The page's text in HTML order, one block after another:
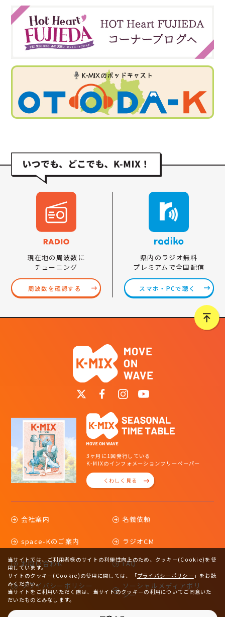
現在地の周波数に
チューニング
周波数を確認する
県内のラジオ無料
プレミアムで全国配信
スマホ・PCで聴く
3ヶ月に1回発行している
K-MIXのインフォメーションフリーペーパー
くわしく見る
会社案内 名義依頼
space-Kのご案内 ラジオCM
お問い合わせ FAQ
プライバシーポリシー
ソーシャルメディアポリ
シー
当サイトでは、ご利用者様のサイトの利便性向上のため、クッキー(Cookie)を使
用しています。
サイトのクッキー(Cookie)の使用に関しては、
「プライバシーポリシー 」をお読
みください。
当サイトをご利用いただく際は、当サイトのクッキーの利用についてご同意いた
だいたものとみなします。